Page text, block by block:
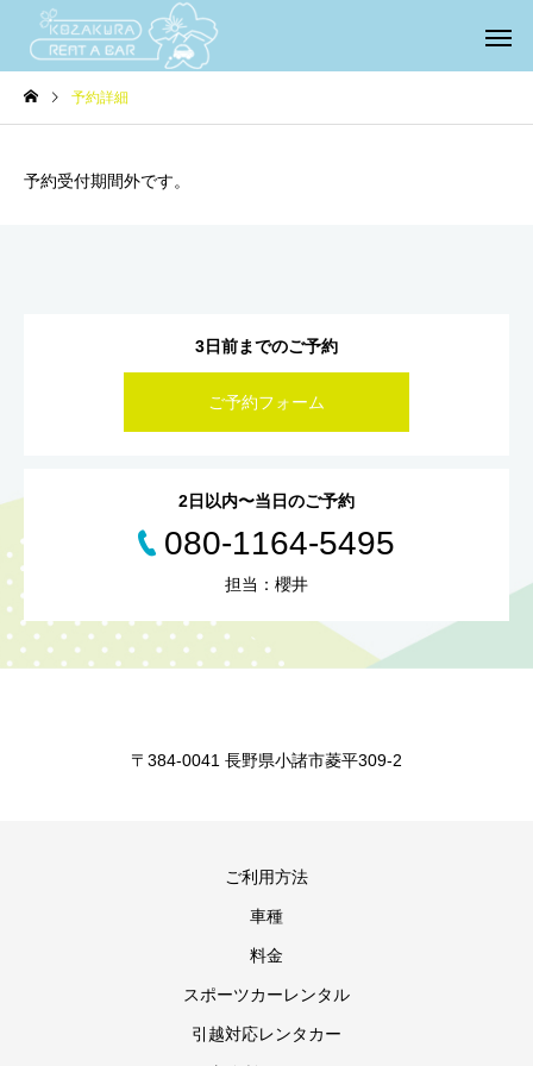
予約詳細
予約受付期間外です。
3日前までのご予約
ご予約フォーム
2日以内〜当日のご予約
080-1164-5495
担当：櫻井
〒384-0041 長野県小諸市菱平309-2
ご利用方法
車種
料金
スポーツカーレンタル
引越対応レンタカー